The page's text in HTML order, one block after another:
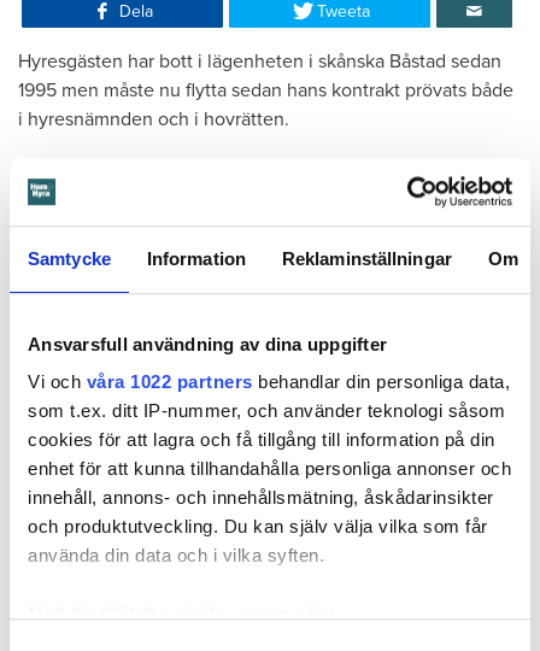
Samtycke Information Reklaminställningar Om
Ansvarsfull användning av dina uppgifter
Vi och våra 1022 partners behandlar din personliga data,
som t.ex. ditt IP-nummer, och använder teknologi såsom
cookies för att lagra och få tillgång till information på din
enhet för att kunna tillhandahålla personliga annonser och
innehåll, annons- och innehållsmätning, åskådarinsikter
och produktutveckling. Du kan själv välja vilka som får
använda din data och i vilka syften.
Dela Tweeta
Hyresgästen har bott i lägenheten i skånska Båstad sedan
1995 men måste nu flytta sedan hans kontrakt prövats både
i hyresnämnden och i hovrätten.
Skada upptäcktes av hantverkare
Det var när hyresvärdens hantverkare skulle byta ett
duschmunstycke under hösten förra året som en spricka i
badrummet. Då upptäcktes att vatten läckt från den trasiga
svetsskarven under en längre tid och orsakat omfattande
vattenskador.
Därför sade den privata hyresvärden upp hyreskontraktet
med hänvisning till att hyresgästen inte iakttagit sin så
kallade vårdplikt (se faktaruta). Eftersom han inte gick med
på att flytta fick hyresnämnden i Malmö pröva
uppsägningen.